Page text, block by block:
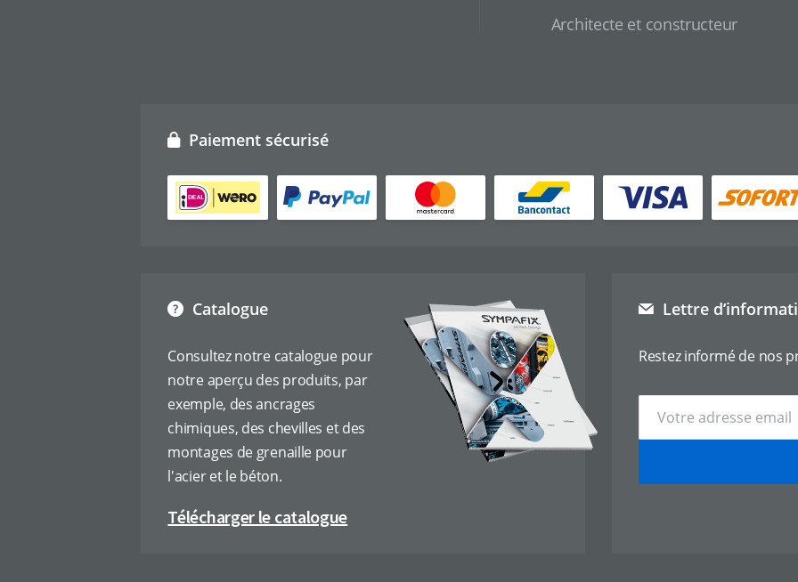
Architecte et constructeur
Catalogue
Consultez notre catalogue pour
notre aperçu des produits, par
exemple, des ancrages
chimiques, des chevilles et des
montages de grenaille pour
l'acier et le béton.
Télécharger le catalogue
Paiement sécurisé
Lettre
Restez informé de nos